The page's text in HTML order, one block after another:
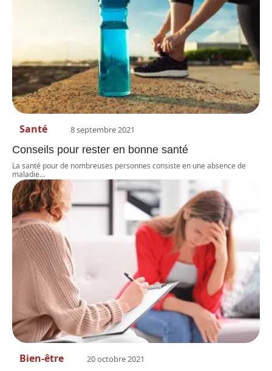
Santé 8 septembre 2021
Conseils pour rester en bonne santé
La santé pour de nombreuses personnes consiste en une absence de
maladie…
Bien-être 20 octobre 2021